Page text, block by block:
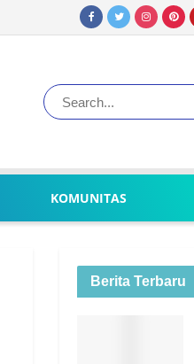
KOMUNITAS
Berita Terbaru